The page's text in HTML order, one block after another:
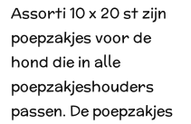
Assorti 10 x 20 st zijn
poepzakjes voor de
hond die in alle
poepzakjeshouders
passen. De poepzakjes